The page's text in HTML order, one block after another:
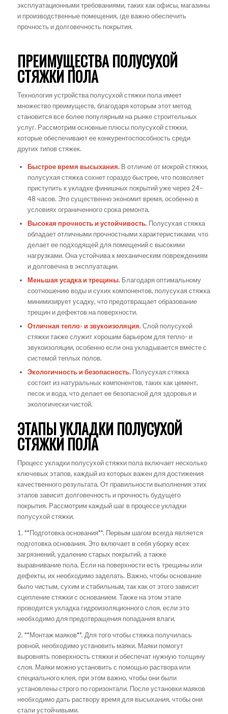
эксплуатационными требованиями, таких как офисы, магазины
и производственные помещения, где важно обеспечить
прочность и долговечность покрытия.
ПРЕИМУЩЕСТВА ПОЛУСУХОЙ
СТЯЖКИ ПОЛА
Технология устройства полусухой стяжки пола имеет
множество преимуществ, благодаря которым этот метод
становится все более популярным на рынке строительных
услуг. Рассмотрим основные плюсы полусухой стяжки,
которые обеспечивают ее конкурентоспособность среди
других типов стяжек.
Быстрое время высыхания.В отличие от мокрой стяжки,
полусухая стяжка сохнет гораздо быстрее, что позволяет
приступить к укладке финишных покрытий уже через 24–
48 часов. Это существенно экономит время, особенно в
условиях ограниченного срока ремонта.
Высокая прочность и устойчивость.Полусухая стяжка
обладает отличными прочностными характеристиками, что
делает ее подходящей для помещений с высокими
нагрузками. Она устойчива к механическим повреждениям
и долговечна в эксплуатации.
Меньшая усадка и трещины.Благодаря оптимальному
соотношению воды и сухих компонентов, полусухая стяжка
минимизирует усадку, что предотвращает образование
трещин и дефектов на поверхности.
Отличная тепло- и звукоизоляция.Слой полусухой
стяжки также служит хорошим барьером для тепло- и
звукоизоляции, особенно если она укладывается вместе с
системой теплых полов.
Экологичность и безопасность.Полусухая стяжка
состоит из натуральных компонентов, таких как цемент,
песок и вода, что делает ее безопасной для здоровья и
экологически чистой.
ЭТАПЫ УКЛАДКИ ПОЛУСУХОЙ
СТЯЖКИ ПОЛА
Процесс укладки полусухой стяжки пола включает несколько
ключевых этапов, каждый из которых важен для достижения
качественного результата. От правильности выполнения этих
этапов зависит долговечность и прочность будущего
покрытия. Рассмотрим каждый шаг в процессе укладки
полусухой стяжки.
1. **Подготовка основания**. Первым шагом всегда является
подготовка основания. Это включает в себя уборку всех
загрязнений, удаление старых покрытий, а также
выравнивание пола. Если на поверхности есть трещины или
дефекты, их необходимо заделать. Важно, чтобы основание
было чистым, сухим и стабильным, так как от этого зависит
сцепление стяжки с основанием. Также на этом этапе
проводится укладка гидроизоляционного слоя, если это
необходимо для предотвращения попадания влаги.
2. **Монтаж маяков**. Для того чтобы стяжка получилась
ровной, необходимо установить маяки. Маяки помогут
выровнять поверхность стяжки и обеспечат нужную толщину
слоя. Маяки можно установить с помощью раствора или
специального клея, при этом важно, чтобы они были
установлены строго по горизонтали. После установки маяков
необходимо дать раствору время для высыхания, чтобы они
стали устойчивыми.